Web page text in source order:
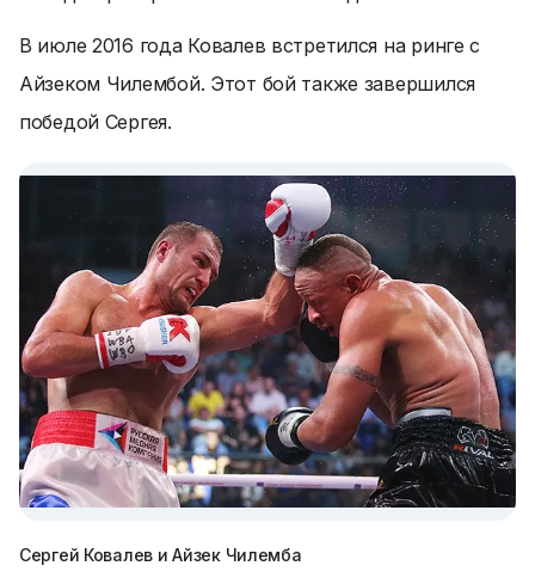
В июле 2016 года Ковалев встретился на ринге с
Айзеком Чилембой. Этот бой также завершился
победой Сергея.
Сергей Ковалев и Айзек Чилемба